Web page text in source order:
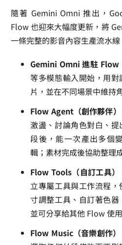
隨著 Gemini Omni 推出，
Flow 也迎來大幅度更新，將
一條完整的影音內容生產流水線
Gemini Omni 進駐 Flow
等多模態輸入開始，用
片，並在不同場景中維持
Flow Agent（創作夥伴）
激盪、討論角色對白、
段後，能一次產出多個
輯；素材完成後協助整理
Flow Tools（自訂工具）
立專屬工具與工作流程
寸調整工具、自訂著色器
並可分享給其他 Flow 使
Flow Music（音樂創作）